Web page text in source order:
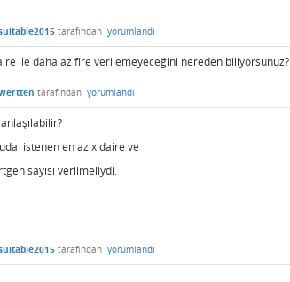
tarafından yorumlandı
ile daha az fire verilemeyeceğini nereden biliyorsunuz?
tarafından yorumlandı
istenen en az x daire ve
sayısı verilmeliydi.
tarafından yorumlandı